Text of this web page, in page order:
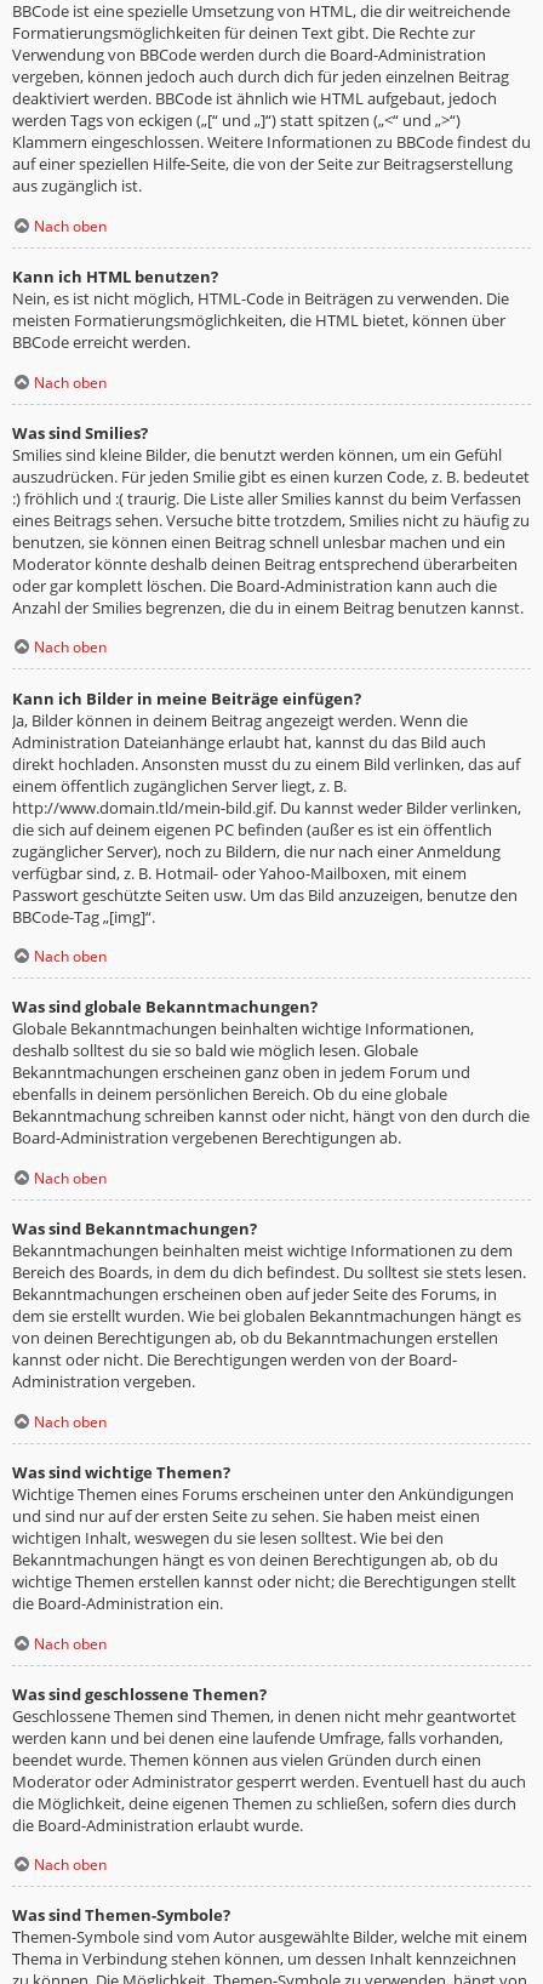
BBCode ist eine spezielle Umsetzung von HTML, die dir weitreichende
Formatierungsmöglichkeiten für deinen Text gibt. Die Rechte zur
Verwendung von BBCode werden durch die Board-Administration
vergeben, können jedoch auch durch dich für jeden einzelnen Beitrag
deaktiviert werden. BBCode ist ähnlich wie HTML aufgebaut, jedoch
werden Tags von eckigen („[“ und „]“) statt spitzen („<“ und „>“)
Klammern eingeschlossen. Weitere Informationen zu BBCode findest du
auf einer speziellen Hilfe-Seite, die von der Seite zur Beitragserstellung
aus zugänglich ist.
Nach oben
Kann ich HTML benutzen?
Nein, es ist nicht möglich, HTML-Code in Beiträgen zu verwenden. Die
meisten Formatierungsmöglichkeiten, die HTML bietet, können über
BBCode erreicht werden.
Nach oben
Was sind Smilies?
Smilies sind kleine Bilder, die benutzt werden können, um ein Gefühl
auszudrücken. Für jeden Smilie gibt es einen kurzen Code, z. B. bedeutet
:) fröhlich und :( traurig. Die Liste aller Smilies kannst du beim Verfassen
eines Beitrags sehen. Versuche bitte trotzdem, Smilies nicht zu häufig zu
benutzen, sie können einen Beitrag schnell unlesbar machen und ein
Moderator könnte deshalb deinen Beitrag entsprechend überarbeiten
oder gar komplett löschen. Die Board-Administration kann auch die
Anzahl der Smilies begrenzen, die du in einem Beitrag benutzen kannst.
Nach oben
Kann ich Bilder in meine Beiträge einfügen?
Ja, Bilder können in deinem Beitrag angezeigt werden. Wenn die
Administration Dateianhänge erlaubt hat, kannst du das Bild auch
direkt hochladen. Ansonsten musst du zu einem Bild verlinken, das auf
einem öffentlich zugänglichen Server liegt, z. B.
http://www.domain.tld/mein-bild.gif. Du kannst weder Bilder verlinken,
die sich auf deinem eigenen PC befinden (außer es ist ein öffentlich
zugänglicher Server), noch zu Bildern, die nur nach einer Anmeldung
verfügbar sind, z. B. Hotmail- oder Yahoo-Mailboxen, mit einem
Passwort geschützte Seiten usw. Um das Bild anzuzeigen, benutze den
BBCode-Tag „[img]“.
Nach oben
Was sind globale Bekanntmachungen?
Globale Bekanntmachungen beinhalten wichtige Informationen,
deshalb solltest du sie so bald wie möglich lesen. Globale
Bekanntmachungen erscheinen ganz oben in jedem Forum und
ebenfalls in deinem persönlichen Bereich. Ob du eine globale
Bekanntmachung schreiben kannst oder nicht, hängt von den durch die
Board-Administration vergebenen Berechtigungen ab.
Nach oben
Was sind Bekanntmachungen?
Bekanntmachungen beinhalten meist wichtige Informationen zu dem
Bereich des Boards, in dem du dich befindest. Du solltest sie stets lesen.
Bekanntmachungen erscheinen oben auf jeder Seite des Forums, in
dem sie erstellt wurden. Wie bei globalen Bekanntmachungen hängt es
von deinen Berechtigungen ab, ob du Bekanntmachungen erstellen
kannst oder nicht. Die Berechtigungen werden von der Board-
Administration vergeben.
Nach oben
Was sind wichtige Themen?
Wichtige Themen eines Forums erscheinen unter den Ankündigungen
und sind nur auf der ersten Seite zu sehen. Sie haben meist einen
wichtigen Inhalt, weswegen du sie lesen solltest. Wie bei den
Bekanntmachungen hängt es von deinen Berechtigungen ab, ob du
wichtige Themen erstellen kannst oder nicht; die Berechtigungen stellt
die Board-Administration ein.
Nach oben
Was sind geschlossene Themen?
Geschlossene Themen sind Themen, in denen nicht mehr geantwortet
werden kann und bei denen eine laufende Umfrage, falls vorhanden,
beendet wurde. Themen können aus vielen Gründen durch einen
Moderator oder Administrator gesperrt werden. Eventuell hast du auch
die Möglichkeit, deine eigenen Themen zu schließen, sofern dies durch
die Board-Administration erlaubt wurde.
Nach oben
Was sind Themen-Symbole?
Themen-Symbole sind vom Autor ausgewählte Bilder, welche mit einem
Thema in Verbindung stehen können, um dessen Inhalt kennzeichnen